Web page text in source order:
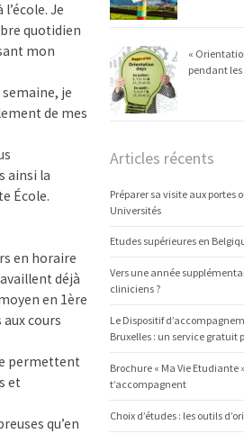
Je
quotidien
mon
je
de mes
ainsi la
École.
en horaire
déjà
en 1ère
cours
permettent
et
qu’en
«
pendant
Articles récents
Préparer sa visite aux portes
Universités
Etudes supérieures en
Vers une année
cliniciens ?
Le Dispositif
Bruxelles : un service gratuit
Brochure « Ma Vie Etudiante
t’accompagnent
Choix d’études : les outils